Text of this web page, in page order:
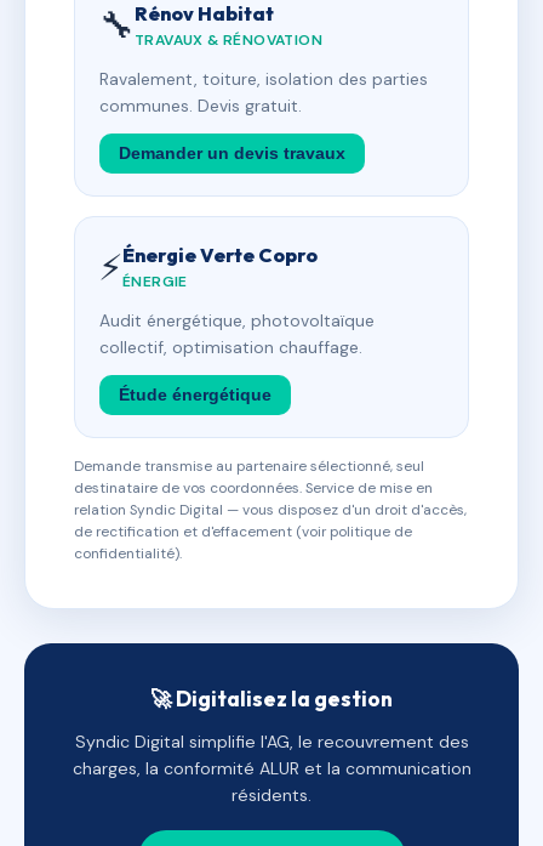
🔧 Rénov Habitat
TRAVAUX & RÉNOVATION
Ravalement, toiture, isolation des parties
communes. Devis gratuit.
Demander un devis travaux
⚡Énergie Verte Copro
ÉNERGIE
Audit énergétique, photovoltaïque
collectif, optimisation chauffage.
Étude énergétique
Demande transmise au partenaire sélectionné, seul
destinataire de vos coordonnées. Service de mise en
relation Syndic Digital — vous disposez d'un droit d'accès,
de rectification et d'effacement (voir politique de
confidentialité).
🚀 Digitalisez la gestion
Syndic Digital simplifie l'AG, le recouvrement des
charges, la conformité ALUR et la communication
résidents.